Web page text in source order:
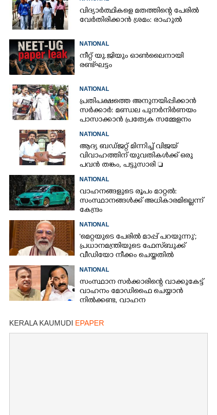
വിദ്യാർത്ഥികളെ മതത്തിന്റെ പേരിൽ
വേർതിരിക്കാൻ ശ്രമം: രാഹുൽ
NATIONAL
നീറ്റ് യു.ജിയും ഓൺലൈനായി
രണ്ട് ഘട്ടം
NATIONAL
പ്രതിപക്ഷത്തെ അനുനയിപ്പിക്കാൻ
സർക്കാർ: മണ്ഡല പുനർനിർണയം
പാസാക്കാൻ പ്രത്യേക സമ്മേളനം
NATIONAL
ആദ്യ ബഡ്ജറ്റ് മിന്നിച്ച് വിജയ്
വിവാഹത്തിന് യുവതികൾക്ക് ഒരു
പവൻ തങ്കം, പട്ടുസാരി 
സ്വർണമോതിരം  വിദ്യാർത്ഥികൾക്ക്
സൈക്കിൾ
NATIONAL
വാഹനങ്ങളുടെ രൂപം മാറ്റൽ:
സംസ്ഥാനങ്ങൾക്ക് അധികാരമില്ലെന്ന്
കേന്ദ്രം
NATIONAL
'മെറ്റയുടെ പേരിൽ മാപ്പ് പറയുന്നു';
പ്രധാനമന്ത്രിയുടെ ഫേസ്‌ബുക്ക്
വീഡിയോ നീക്കം ചെയ്തതിൽ
NATIONAL
സംസ്ഥാന സർക്കാരിന്റെ വാക്കുകേട്ട്
വാഹനം മോഡിഫൈ ചെയ്യാൻ
നിൽക്കണ്ട, വാഹന
വ്യക്തമാക്കി കേന്ദ്രം
KERALA KAUMUDI EPAPER